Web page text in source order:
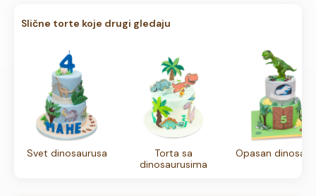
Slične torte koje drugi gledaju
Svet dinosaurusa
Torta sa
dinosaurusima
Opasan